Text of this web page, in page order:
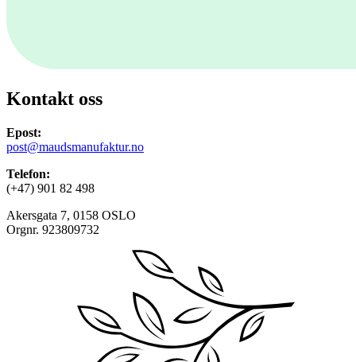
Kontakt oss
Epost:
post@maudsmanufaktur.no
Telefon:
(+47) 901 82 498
Akersgata 7, 0158 OSLO
Orgnr. 923809732